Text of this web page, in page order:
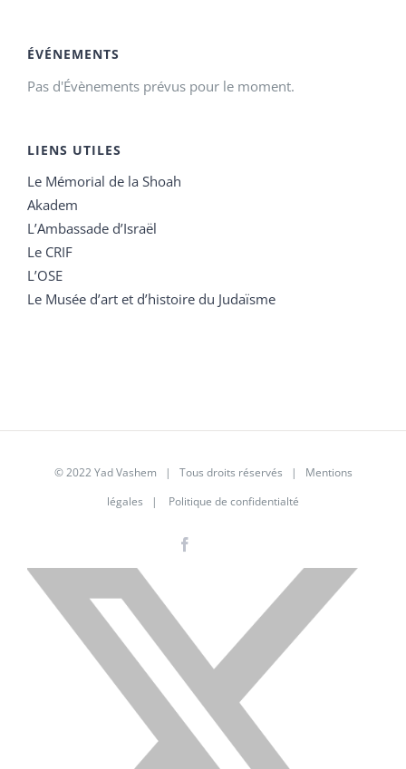
ÉVÉNEMENTS
Pas d'Évènements prévus pour le moment.
LIENS UTILES
Le Mémorial de la Shoah
Akadem
L’Ambassade d’Israël
Le CRIF
L’OSE
Le Musée d’art et d’histoire du Judaïsme
© 2022 Yad Vashem | Tous droits réservés | Mentions
légales | Politique de confidentialté
X